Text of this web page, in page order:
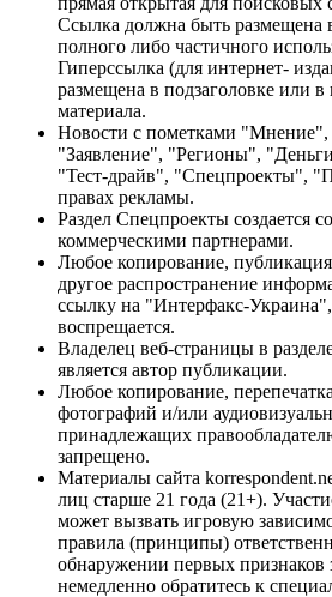
Ссылка должна быть размещена
полного либо частичного
Гиперссылка (для интернет-
размещена в подзаголовке или в
материала.
Новости с пометками "Мнение",
"Заявление", "Регионы",
"Тест-драйв", "Спецпроекты",
правах рекламы.
Раздел Спецпроекты создается
коммерческими партнерами.
Любое копирование,
другое распространение
ссылку на "Интерфакс-
воспрещается.
Владелец веб-страницы в
является автор публикации.
Любое копирование,
фотографий и/или
принадлежащих
запрещено.
Материалы сайта
лиц старше 21 года (21+).
может вызвать игровую
правила (принципы)
обнаружении первых признаков
немедленно обратитесь к